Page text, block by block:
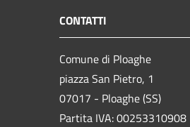
CONTATTI
Comune di Ploaghe
piazza San Pietro, 1
07017 - Ploaghe (SS)
Partita IVA: 00253310908